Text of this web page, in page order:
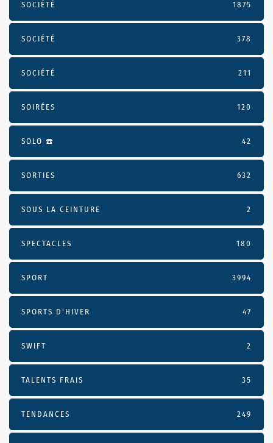
SOCIÉTÉ 1875
SOCIÉTÉ 378
SOCIÉTÉ 211
SOIRÉES 120
SOLO ☎️ 42
SORTIES 632
SOUS LA CEINTURE 2
SPECTACLES 180
SPORT 3994
SPORTS D'HIVER 47
SWIFT 2
TALENTS FRAIS 35
TENDANCES 249